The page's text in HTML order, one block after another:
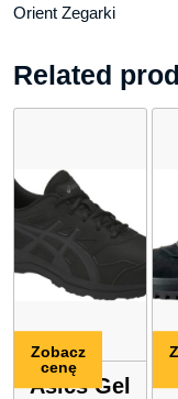
Orient Zegarki
Related
Asics Gel
Zobacz
cenę